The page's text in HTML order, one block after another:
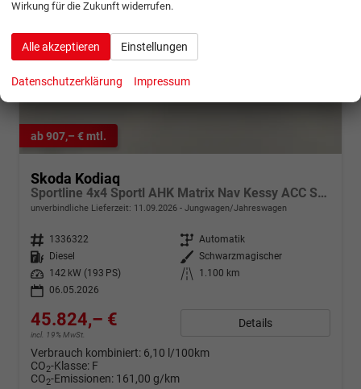
ab 907,– € mtl.
Skoda Kodiaq
Sportline 4x4 Sportl AHK Matrix Nav Kessy ACC SunS
unverbindliche Lieferzeit: 11.09.2026 Jungwagen/Jahreswagen
Fahrzeugnr. 1336322 Getriebe Automatik
Kraftstoff
Diesel Außenfarbe Schwarzmagischer
Leistung
142 kW (193 PS) Kilometerstand
1.100 km
06.05.2026
45.824,– €
incl. 19% MwSt.
Details
Verbrauch kombiniert: 6,10 l/100km
CO2-Klasse: F
CO2-Emissionen: 161,00 g/km
Wirkung für die Zukunft widerrufen.
Alle akzeptieren Einstellungen
Datenschutzerklärung Impressum